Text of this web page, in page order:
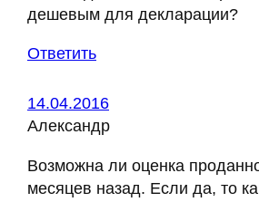
дешевым для декларации?
Ответить
14.04.2016
Александр
Возможна ли оценка
месяцев назад. Если да, то